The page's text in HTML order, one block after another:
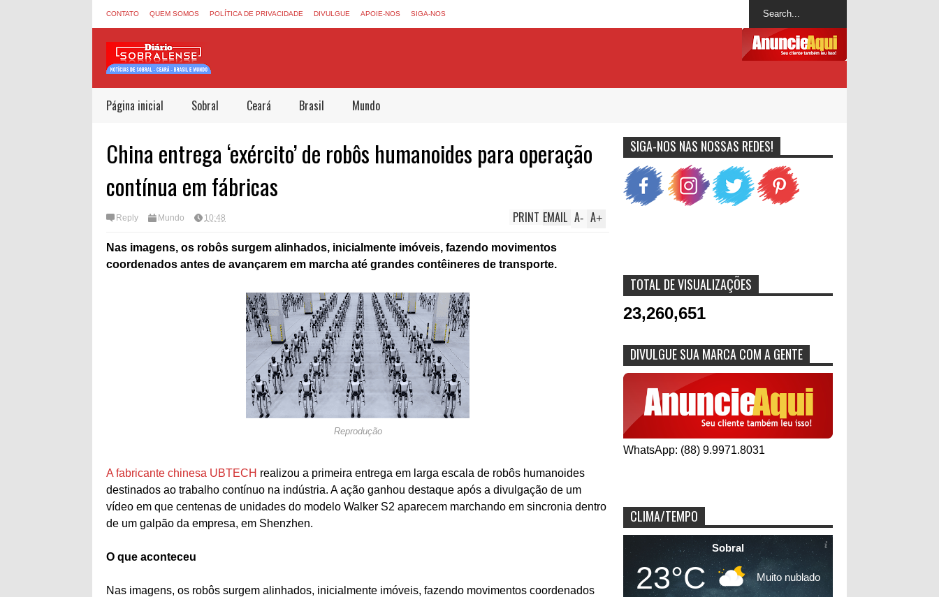
CONTATO QUEM SOMOS POLÍTICA DE PRIVACIDADE DIVULGUE APOIE-NOS SIGA-NOS
Página inicial Sobral Ceará Brasil Mundo
China entrega ‘exército’ de robôs humanoides para operação
contínua em fábricas
Reply Mundo 10:48 A+
A-
EMAIL
PRINT
Nas imagens, os robôs surgem alinhados, inicialmente imóveis, fazendo movimentos
coordenados antes de avançarem em marcha até grandes contêineres de transporte.
Reprodução
A fabricante chinesa UBTECH realizou a primeira entrega em larga escala de robôs humanoides
destinados ao trabalho contínuo na indústria. A ação ganhou destaque após a divulgação de um
vídeo em que centenas de unidades do modelo Walker S2 aparecem marchando em sincronia dentro
de um galpão da empresa, em Shenzhen.
O que aconteceu
Nas imagens, os robôs surgem alinhados, inicialmente imóveis, fazendo movimentos coordenados
SIGA-NOS NAS NOSSAS REDES!
TOTAL DE VISUALIZAÇÕES
23,260,651
DIVULGUE SUA MARCA COM A GENTE
WhatsApp: (88) 9.9971.8031
CLIMA/TEMPO
Sobral
23°C Muito nublado